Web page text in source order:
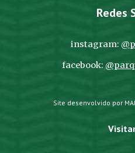
Redes
instagram:
facebook:
Site desenvolvido por